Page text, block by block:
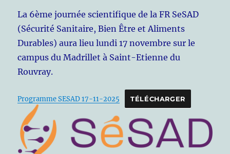
La 6ème journée scientifique de la FR SeSAD
(Sécurité Sanitaire, Bien Être et Aliments
Durables) aura lieu lundi 17 novembre sur le
campus du Madrillet à Saint-Etienne du
Rouvray.
Programme SESAD 17-11-2025 TÉLÉCHARGER